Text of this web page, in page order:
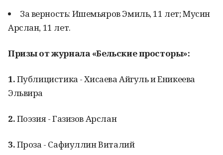
За верность: Ишемьяров Эмиль, 11 лет; Мусин
Арслан, 11 лет.
Призы от журнала «Бельские просторы»:
1.Публицистика -Хисаева Айгуль и Еникеева
Эльвира
2.Поэзия -Газизов Арслан
3.Проза - Сафиуллин Виталий